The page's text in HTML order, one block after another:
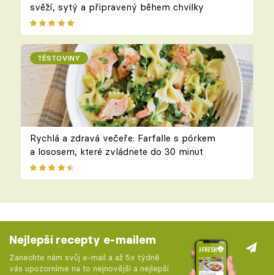
svěží, sytý a připravený během chvilky
TĚSTOVINY
Rychlá a zdravá večeře: Farfalle s pórkem
a lososem, které zvládnete do 30 minut
Nejlepší recepty e-mailem
Zanechte nám svůj e-mail a až 5x týdně
vás upozorníme na to nejnovější a nejlepší